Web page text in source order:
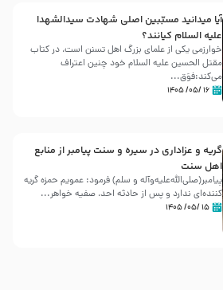
آیا میدانید مسبّبین اصلی شهادت سیدالشهدا
علیه ‌السلام کیانند؟
خوارزمی یکی از علمای بزرگ اهل تسنن است، در کتاب
مقتل الحسین علیه ‌السلام خود چنین اعتراف
می‌کند:فوَق...
۱۶ /۰۵/ ۱۴۰۵
گریه و عزاداری در سیره و سنت پیامبر از منابع
اهل سنت
پیامبر(صلی‌الله‌علیه‌وآله و سلم) فرمود: عمویم حمزه گریه
کننده‌ای ندارد و پس از حادثه احد، صفیه خواهر...
۱۵ /۰۵/ ۱۴۰۵